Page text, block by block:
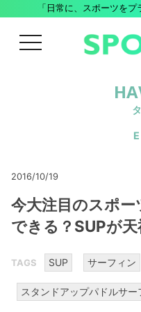
「日常に、スポーツを
menu
2016/10/19
今大注目のスポ
できる？SUPが天
TAGS SUP サーフィン
スタンドアップパドルサー